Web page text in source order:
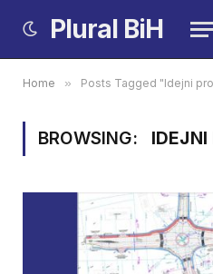
Plural BiH
Home » Posts Tagged "Idejni
BROWSING: IDEJNI